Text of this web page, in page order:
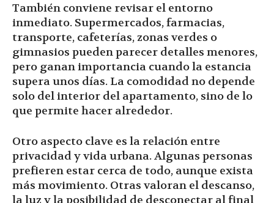
También conviene revisar el entorno
inmediato. Supermercados, farmacias,
transporte, cafeterías, zonas verdes o
gimnasios pueden parecer detalles menores,
pero ganan importancia cuando la estancia
supera unos días. La comodidad no depende
solo del interior del apartamento, sino de lo
que permite hacer alrededor.
Otro aspecto clave es la relación entre
privacidad y vida urbana. Algunas personas
prefieren estar cerca de todo, aunque exista
más movimiento. Otras valoran el descanso,
la luz y la posibilidad de desconectar al final